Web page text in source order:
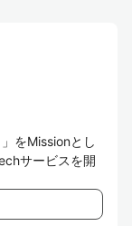
をMissionとし
サービスを開